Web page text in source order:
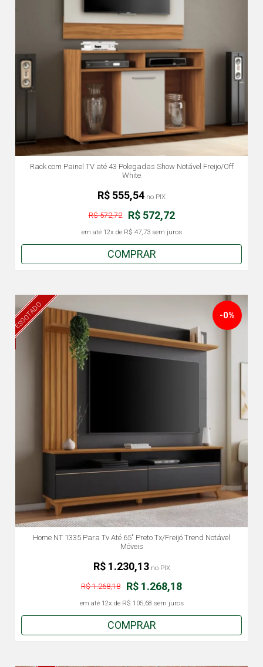
Rack com Painel TV até 43 Polegadas Show Notável Freijo/Off
White
R$ 572,72
R$ 572,72
em até 12x de R$ 47,73sem juros
R$ 555,54 no PIX
COMPRAR
ESGOTADO
Home NT 1335 Para Tv Até 65" Preto Tx/Freijó Trend Notável
Móveis
-0%
R$ 1.268,18
R$ 1.268,18
em até 12x de R$ 105,68 sem juros
R$ 1.230,13no PIX
COMPRAR